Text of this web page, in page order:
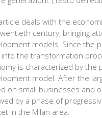
deals with the
century, bringing
models. Since the
into the transformation
is characterized by the
model. After the
on small businesses and
by a phase of
in the Milan area.